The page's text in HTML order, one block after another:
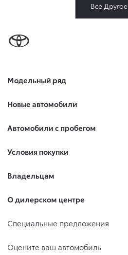
Все Другое
Модельный ряд
Новые автомобили
Автомобили с пробегом
Условия покупки
Владельцам
О дилерском центре
Специальные предложения
Оцените ваш автомобиль